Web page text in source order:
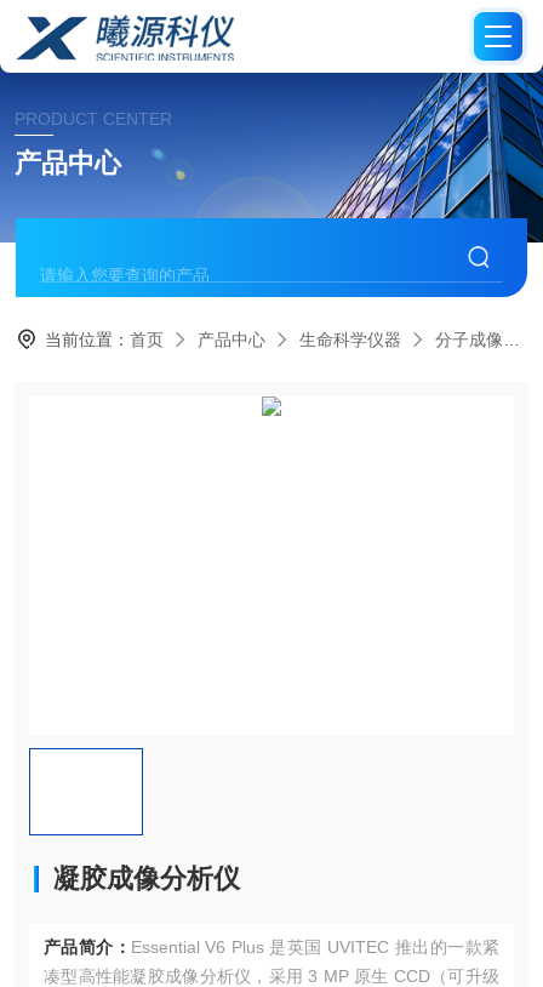
PRODUCT CENTER
产品中心
当前位置：首页 产品中心 生命科学仪器 分子成像
凝胶成像分析仪
产品简介： Essential V6 Plus 是英国 UVITEC 推出的一款紧
凑型高性能凝胶成像分析仪，采用 3 MP 原生 CCD（可升级